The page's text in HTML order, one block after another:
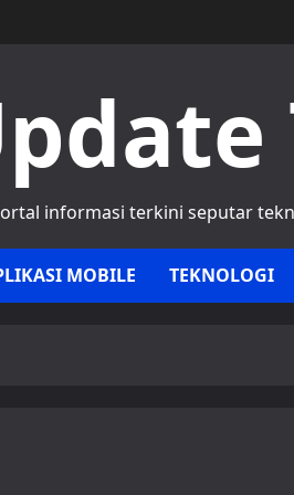
informasi terkini seputar
MOBILE TEKNOLOGI